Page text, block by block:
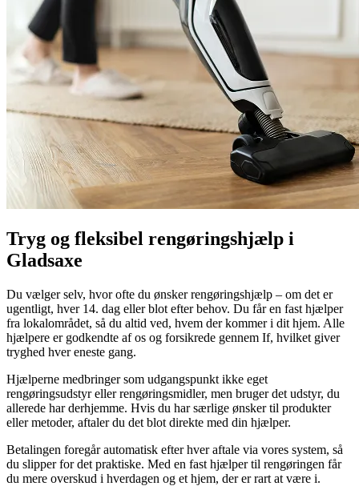
Tryg og fleksibel rengøringshjælp i
Gladsaxe
Du vælger selv, hvor ofte du ønsker rengøringshjælp – om det er
ugentligt, hver 14. dag eller blot efter behov. Du får en fast hjælper
fra lokalområdet, så du altid ved, hvem der kommer i dit hjem. Alle
hjælpere er godkendte af os og forsikrede gennem If, hvilket giver
tryghed hver eneste gang.
Hjælperne medbringer som udgangspunkt ikke eget
rengøringsudstyr eller rengøringsmidler, men bruger det udstyr, du
allerede har derhjemme. Hvis du har særlige ønsker til produkter
eller metoder, aftaler du det blot direkte med din hjælper.
Betalingen foregår automatisk efter hver aftale via vores system, så
du slipper for det praktiske. Med en fast hjælper til rengøringen får
du mere overskud i hverdagen og et hjem, der er rart at være i.